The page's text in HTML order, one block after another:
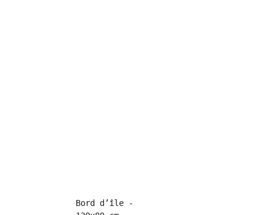
Bord d’île -